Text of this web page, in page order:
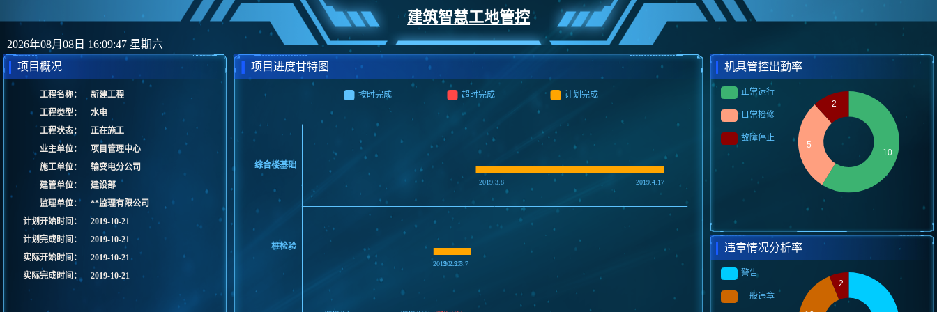
建筑智慧工地管控
2026年08月08日 16:09:47 星期六
项目概况
工程名称：
新建工程
工程类型：
水电
工程状态：
正在施工
业主单位：
项目管理中心
施工单位：
输变电分公司
建管单位：
建设部
监理单位：
**监理有限公司
计划开始时间：
2019-10-21
计划完成时间：
2019-10-21
实际开始时间：
2019-10-21
实际完成时间：
2019-10-21
项目进度甘特图 机具管控出勤率
违章情况分析率